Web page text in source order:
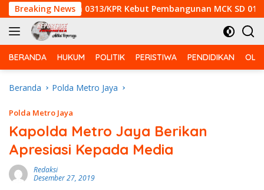
Langsung
ke
konten
Breaking News
Kodim 0313/KPR Kebut Pembangunan MCK SD 013
BERANDA HUKUM POLITIK PERISTIWA PENDIDIKAN
Beranda Polda Metro Jaya
Polda Metro Jaya
Kapolda Metro Jaya Berikan
Apresiasi Kepada Media
Redaksi
Desember 27, 2019